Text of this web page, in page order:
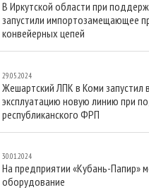
ДРЕВЕСНЫХ ПЛИТ
МЕБЕЛИ
МАТЕРИАЛЫ
ИНВЕСТПРОЕКТЫ
REVIEW
В Иркутской области при
запустили импортозамещающее
конвейерных цепей
29.05.2024
Жешартский ЛПК в Коми запустил в
эксплуатацию новую линию при
республиканского ФРП
30.01.2024
На предприятии «Кубань-Папир»
оборудование